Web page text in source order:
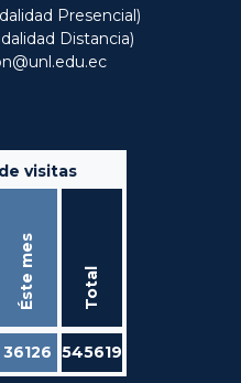
Presencial)
Distancia)
visitas
Éste mes Total
36126 545619